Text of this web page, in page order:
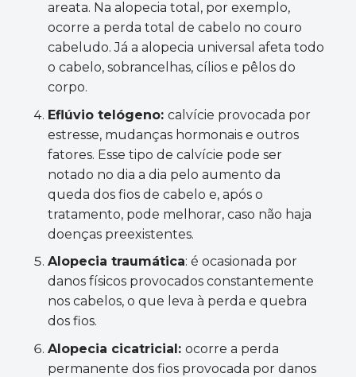
areata. Na alopecia total, por exemplo,
ocorre a perda total de cabelo no couro
cabeludo. Já a alopecia universal afeta todo
o cabelo, sobrancelhas, cílios e pêlos do
corpo.
Eflúvio telógeno: calvície provocada por
estresse, mudanças hormonais e outros
fatores. Esse tipo de calvície pode ser
notado no dia a dia pelo aumento da
queda dos fios de cabelo e, após o
tratamento, pode melhorar, caso não haja
doenças preexistentes.
Alopecia traumática: é ocasionada por
danos físicos provocados constantemente
nos cabelos, o que leva à perda e quebra
dos fios.
Alopecia cicatricial: ocorre a perda
permanente dos fios provocada por danos